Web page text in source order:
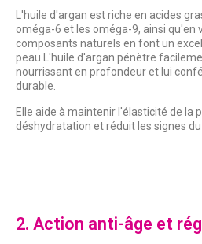
L'huile d'argan est riche en acides
oméga-6 et les oméga-9, ainsi qu'en
composants naturels en font un
peau.L'huile d'argan pénètre
nourrissant en profondeur et lui
durable.
Elle aide à maintenir l'élasticité de la
déshydratation et réduit les signes
2. Action anti-âge et